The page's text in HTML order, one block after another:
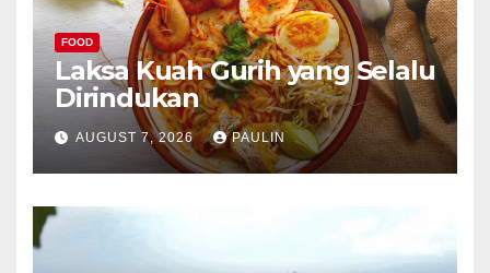
FOOD
Laksa Kuah Gurih yang Selalu
Dirindukan
AUGUST 7, 2026 PAULIN